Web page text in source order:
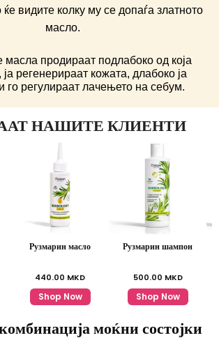
ќе видите колку му се допаѓа златното
масло.
масла продираат подлабоко од која
регенерираат кожата, длабоко ја
го регулираат лачењето на себум.
НАШИТЕ КЛИЕНТИ
Рузмарин масло
440.00 MKD
Shop Now
Рузмарин шампон
500.00 MKD
Shop Now
моќни состојки